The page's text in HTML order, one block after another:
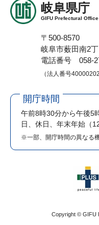
岐阜県庁
GIFU Prefectural Office
〒500-8570
岐阜市薮田南2
電話番号 058-
（法人番号
開庁時間
午前8時30分から午後5
日、休日、年末年始（
※一部、開庁時間の異なる
Copyright © GIFU